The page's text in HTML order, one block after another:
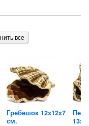
Гребешок 12x12x7
см.